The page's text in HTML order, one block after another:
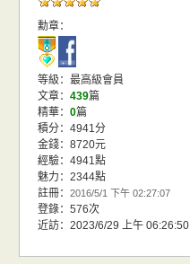
勳章：
等級：最高級會員
文章： 439篇
精華： 0篇
積分：4941分
金錢：8720元
經驗：4941點
魅力：2344點
註冊：
2016/5/1 下午 02:27:07
登錄：576次
近訪：2023/6/29 上午 06:26:50